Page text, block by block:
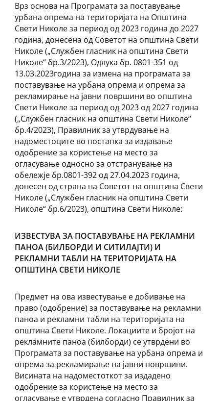
Врз основа на Програмата за поставување
урбана опрема на територијата на Општина
Свети Николе за период од 2023 година до 2027
година, донесена од Советот на општина Свети
Николе („Службен гласник на општина Свети
Николе“ бр.3/2023), Одлука бр. 0801-351 од
13.03.2023година за измена на програмата за
поставување на урбана опрема и опрема за
рекламирање на јавни површини во општина
Свети Николе за период од 2023 од 2027 година
(„Службен гласник на општина Свети Николе“
бр.4/2023), Правилник за утврдување на
надоместоците во постапка за издавање
одобрение за користење на место за
огласување односно за отстранување на
обележје бр.0801-392 од 27.04.2023 година,
донесен од страна на Советот на општина Свети
Николе („Службен гласник на општина Свети
Николе“ бр.6/2023), општина Свети Николе:
ИЗВЕСТУВА ЗА ПОСТАВУВАЊЕ НА РЕКЛАМНИ
ПАНОА (БИЛБОРДИ И СИТИЛАЈТИ) И
РЕКЛАМНИ ТАБЛИ НА ТЕРИТОРИЈАТА НА
ОПШТИНА СВЕТИ НИКОЛЕ
Предмет на ова известување е добивање на
право (одобрение) за поставување на рекламни
паноа и рекламни табли на територијата на
општина Свети Николе. Локациите и бројот на
рекламните паноа (билборди) се утврдени во
Програмата за поставување на урбана опрема и
опрема за рекламирање на јавни површини.
Висината на надоместоткот за издадено
одобрение за користење на место за
огласување е утврдена согласно Правилник за